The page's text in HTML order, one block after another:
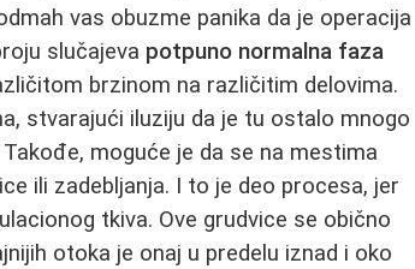
vas obuzme panika da je operacija
slučajeva potpuno normalna faza
brzinom na različitim delovima.
stvarajući iluziju da je tu ostalo mnogo
moguće je da se na mestima
ili zadebljanja. I to je deo procesa, jer
tkiva. Ove grudvice se obično
otoka je onaj u predelu iznad i oko